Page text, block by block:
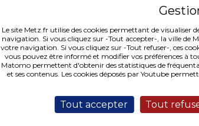
Le site Metz.fr utilise des cookies permettant de
navigation. Si vous cliquez sur -Tout accepter-, la ville de
votre navigation. Si vous cliquez sur -Tout refuser-, ces
vous pouvez être informé et modifier vos préférences à
Matomo permettent d'obtenir des statistiques de
et ses contenus. Les cookies déposés par Youtube
Tout accepter Tout
Devant-Les-
Ponts |
Quatre
Bornes